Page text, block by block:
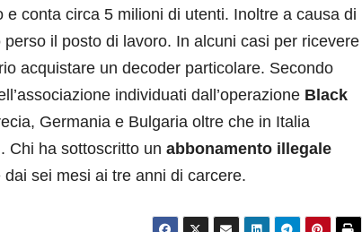
e conta circa 5 milioni di utenti. Inoltre a causa di
il posto di lavoro. In alcuni casi per ricevere
acquistare un decoder particolare. Secondo
individuati dall’operazione Black
Germania e Bulgaria oltre che in Italia
Chi ha sottoscritto un abbonamento illegale
dai sei mesi ai tre anni di carcere.